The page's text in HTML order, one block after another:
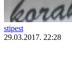
stipest
29.03.2017. 22:28